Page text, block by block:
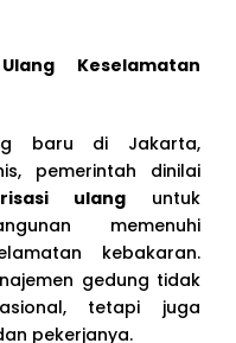
Keselamatan
baru di Jakarta,
pemerintah dinilai
ulanguntuk
memenuhi
kebakaran.
gedung tidak
tetapi juga
pekerjanya.